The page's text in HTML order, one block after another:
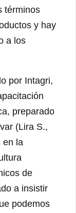
términos
y hay
a los
por Intagri,
preparado
(Lira S.,
en la
de
a insistir
podemos